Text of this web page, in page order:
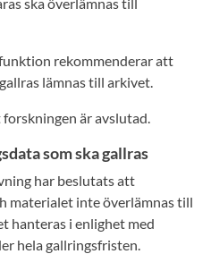
rekommenderar att
lämnas till arkivet.
är avslutad.
som ska gallras
har beslutats att
materialet inte överlämnas till
hanteras i enlighet med
hela gallringsfristen.